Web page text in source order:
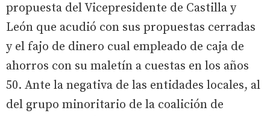
propuesta del Vicepresidente de Castilla y
León que acudió con sus propuestas cerradas
y el fajo de dinero cual empleado de caja de
ahorros con su maletín a cuestas en los años
50. Ante la negativa de las entidades locales, al
del grupo minoritario de la coalición de